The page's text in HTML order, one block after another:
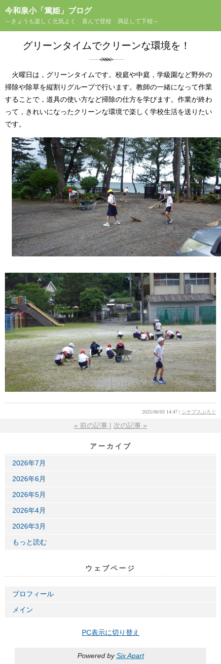
今和泉小「篤姫」ブログ
～きょうも楽しく元気よく 喜んで登校 満足して下校～
グリーンタイムでクリーンな環境を！
火曜日は，グリーンタイムです。校庭や中庭，学級園など野外の
掃除や除草を縦割りグループで行います。教師の一緒になって作業
することで，道具の使い方など掃除の仕方を学びます。作業が終わ
って，きれいになったクリーンな環境で楽しく学校生活を送りたい
です。
2025/06/03 14:47 シナプスぶろぐ
« 前の記事 次の記事 »
アーカイブ
2026年7月
2026年6月
2026年5月
2026年4月
2026年3月
もっと読む
ウェブページ
プロフィール
メイン
PC表示に切り替え
Powered bySix Apart